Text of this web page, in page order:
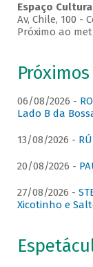
Espaço
Av, Chile, 100 -
Próximo ao
06/08/2026 -
Lado B da
13/08/2026 -
20/08/2026 -
27/08/2026 -
Xicotinho e